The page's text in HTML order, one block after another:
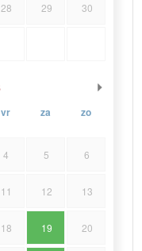
28 29 30
vr za zo
4 5 6
11 12 13
18 19 20